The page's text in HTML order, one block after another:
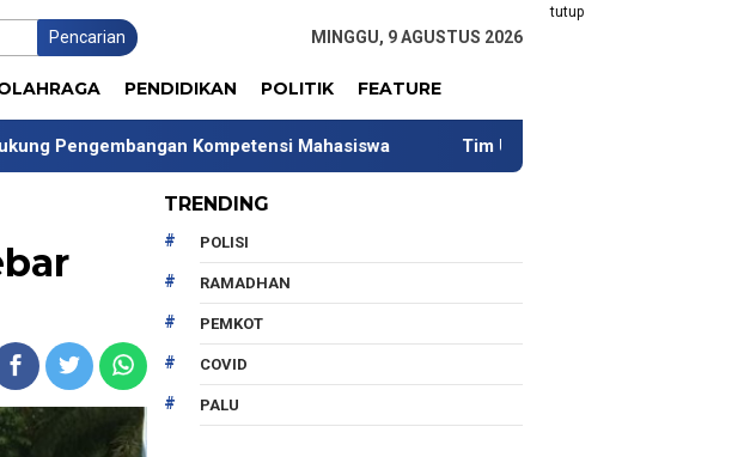
tutup
Pencarian MINGGU, 9 AGUSTUS 2026
PENDIDIKAN POLITIK FEATURE
Kompetensi Mahasiswa Tim Universitas Indonesia Jalani Pengabdian di
TRENDING
POLISI
RAMADHAN
PEMKOT
COVID
PALU